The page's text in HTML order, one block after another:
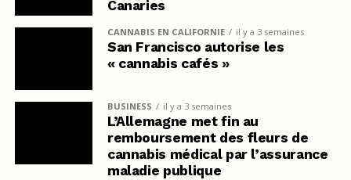
Canaries
CANNABIS EN CALIFORNIE il y a 3 semaines
San Francisco autorise les
« cannabis cafés »
BUSINESS il y a 3 semaines
L’Allemagne met fin au
remboursement des fleurs de
cannabis médical par l’assurance
maladie publique